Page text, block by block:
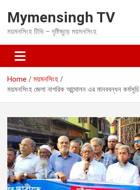
t
c
Mymensingh TV
ময়মনসিংহ টিভি – দৃষ্টিজুড়ে ময়মনসিংহ
Home
ময়মনসিংহ
ময়মনসিংহ জেলা নাগরিক আন্দোলন এর মানববন্ধন